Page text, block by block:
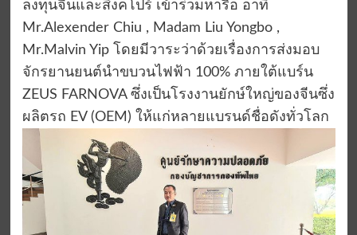
ลงทุนจีนและสิงคโปร์ เข้าร่วมหารือ อาทิ
Mr.Alexender Chiu , Madam Liu Yongbo ,
Mr.Malvin Yip โดยมีวาระว่าด้วยเรื่องการส่งมอบ
จักรยานยนต์นำขบวนไฟฟ้า 100% ภายใต้แบร์น
ZEUS FARNOVA ซึ่งเป็นโรงงานยักษ์ใหญ่ของจีนซึ่ง
ผลิตรถ EV (OEM) ให้แก่หลายแบรนด์ชื่อดังทั่วโลก